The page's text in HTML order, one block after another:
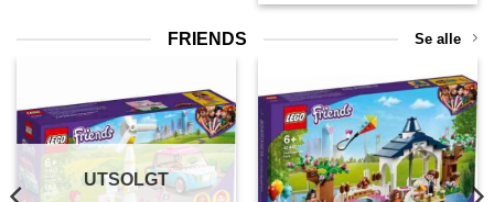
FRIENDS Se alle
UTSOLGT